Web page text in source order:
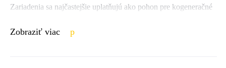
Zariadenia sa najčastejšie uplatňujú ako pohon pre kogeneračné
plyny z čističiek odpadových vôd či skládok odpadu alebo plyny
Zobraziť viac